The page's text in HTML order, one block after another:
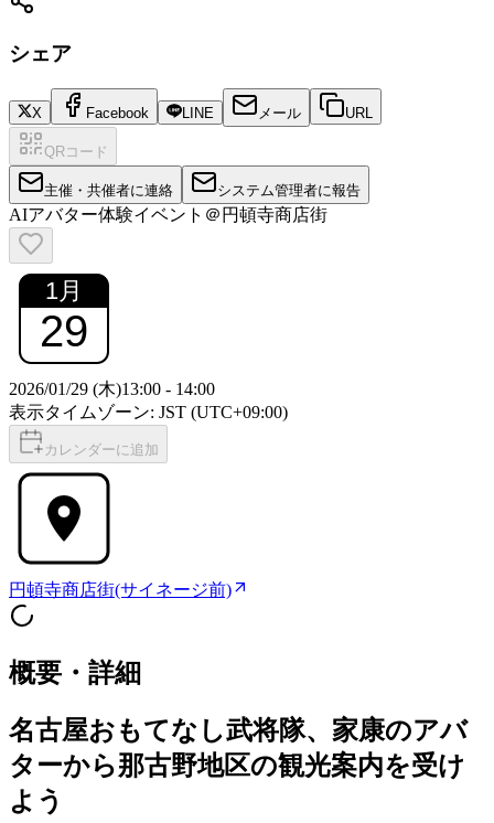
シェア
X Facebook LINE メール URL
QRコード
主催・共催者に連絡 システム管理者に報告
AIアバター体験イベント＠円頓寺商店街
1月
29
2026/01/29 (木)13:00 - 14:00
表示タイムゾーン: JST (UTC+09:00)
カレンダーに追加
円頓寺商店街(サイネージ前)
概要・詳細
名古屋おもてなし武将隊、家康のアバ
ターから那古野地区の観光案内を受け
よう